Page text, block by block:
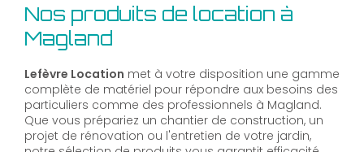
Nos produits de location à
Magland
Lefèvre Location met à votre disposition une gamme
complète de matériel pour répondre aux besoins des
particuliers comme des professionnels à Magland.
Que vous prépariez un chantier de construction, un
projet de rénovation ou l'entretien de votre jardin,